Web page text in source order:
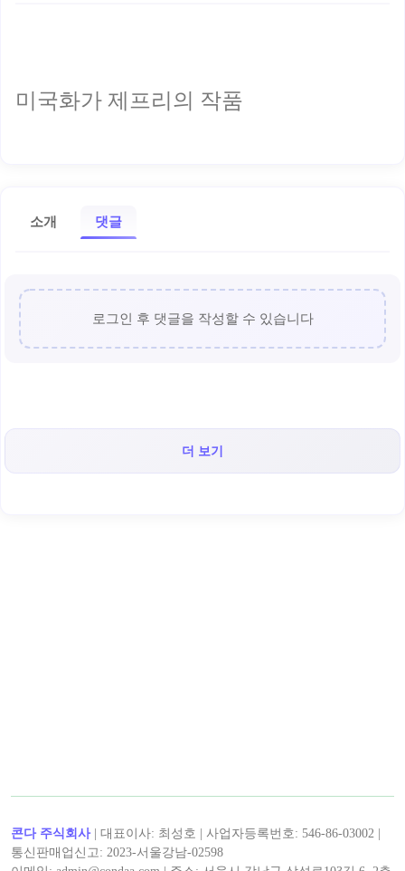
미국화가 제프리의 작품
소개 댓글
로그인 후 댓글을 작성할 수 있습니다
더 보기
콘다 주식회사| 대표이사: 최성호 | 사업자등록번호: 546-86-03002 |
통신판매업신고: 2023-서울강남-02598